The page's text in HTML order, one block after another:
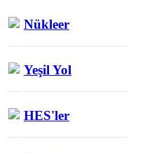
Nükleer
Yeşil Yol
HES'ler